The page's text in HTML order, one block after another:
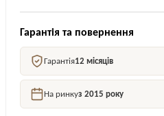
Гарантія та повернення
Гарантія12 місяців
На ринкуз 2015 року